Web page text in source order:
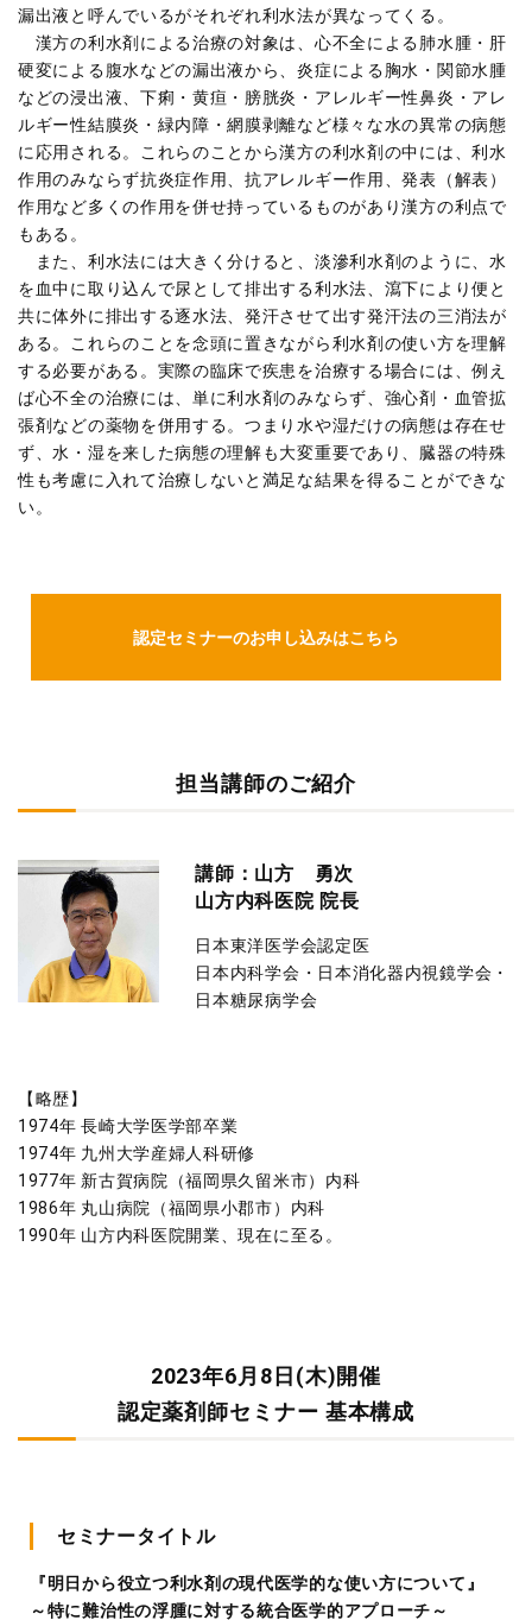
漏出液と呼んでいるがそれぞれ利水法が異なってくる。
漢方の利水剤による治療の対象は、心不全による肺水腫・肝
硬変による腹水などの漏出液から、炎症による胸水・関節水腫
などの浸出液、下痢・黄疸・膀胱炎・アレルギー性鼻炎・アレ
ルギー性結膜炎・緑内障・網膜剥離など様々な水の異常の病態
に応用される。これらのことから漢方の利水剤の中には、利水
作用のみならず抗炎症作用、抗アレルギー作用、発表（解表）
作用など多くの作用を併せ持っているものがあり漢方の利点で
もある。
また、利水法には大きく分けると、淡滲利水剤のように、水
を血中に取り込んで尿として排出する利水法、瀉下により便と
共に体外に排出する逐水法、発汗させて出す発汗法の三消法が
ある。これらのことを念頭に置きながら利水剤の使い方を理解
する必要がある。実際の臨床で疾患を治療する場合には、例え
ば心不全の治療には、単に利水剤のみならず、強心剤・血管拡
張剤などの薬物を併用する。つまり水や湿だけの病態は存在せ
ず、水・湿を来した病態の理解も大変重要であり、臓器の特殊
性も考慮に入れて治療しないと満足な結果を得ることができな
い。
認定セミナーのお申し込みはこちら
担当講師のご紹介
講師：山方 勇次
山方内科医院 院長
日本東洋医学会認定医
日本内科学会・日本消化器内視鏡学会・
日本糖尿病学会
【略歴】
1974年 長崎大学医学部卒業
1974年 九州大学産婦人科研修
1977年 新古賀病院（福岡県久留米市）内科
1986年 丸山病院（福岡県小郡市）内科
1990年 山方内科医院開業、現在に至る。
2023年6月8日(木)開催
認定薬剤師セミナー 基本構成
セミナータイトル
『明日から役立つ利水剤の現代医学的な使い方について』
～特に難治性の浮腫に対する統合医学的アプローチ～